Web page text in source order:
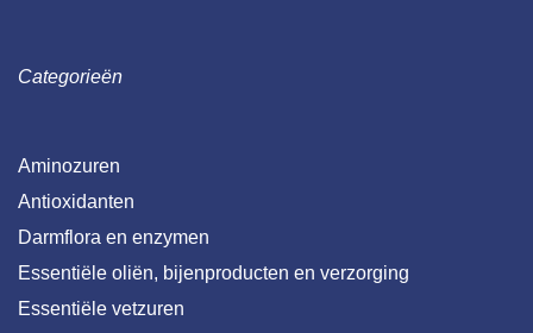
Categorieën
Aminozuren
Antioxidanten
Darmflora en enzymen
Essentiële oliën, bijenproducten en verzorging
Essentiële vetzuren